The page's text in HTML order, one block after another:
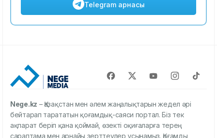
Telegram арнасы
Nege.kz – Қазақстан мен әлем жаңалықтарын жедел әрі
бейтарап тарататын қоғамдық-саяси портал. Біз тек
ақпарат беріп қана қоймай, өзекті оқиғаларға терең
сараптама мен арнайы зерттеулер ұсынамыз. Қоғамды